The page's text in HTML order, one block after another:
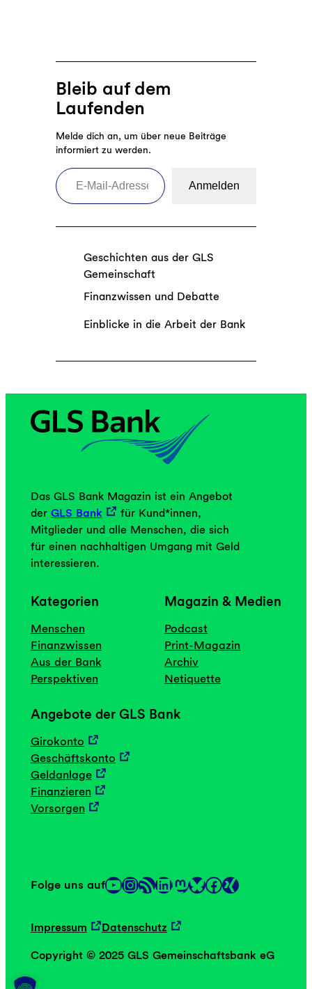
Unternehmen
zu
den
bei
Bleib auf dem
Laufenden
Melde dich an, um über neue Beiträge
informiert zu werden.
E-Mail-Adresse eingeben
Anmelden
Geschichten aus der GLS
Gemeinschaft
Finanzwissen und Debatte
Einblicke in die Arbeit der Bank
Das GLS Bank Magazin ist ein Angebot
der GLS Bank
für Kund*innen,
Mitglieder und alle Menschen, die sich
für einen nachhaltigen Umgang mit Geld
interessieren.
Kategorien
Menschen
Finanzwissen
Aus der Bank
Perspektiven
Magazin & Medien
Podcast
Print-Magazin
Archiv
Netiquette
Angebote der GLS Bank
Girokonto
Geschäftskonto
Geldanlage
Finanzieren
Vorsorgen
Folge uns aufYouTube InstagramRSS-Feed LinkedIn Mastodon Link Facebook Link
Impressum Datenschutz
Copyright © 2025 GLS Gemeinschaftsbank eG